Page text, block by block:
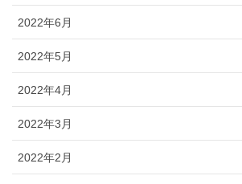
2022年6月
2022年5月
2022年4月
2022年3月
2022年2月